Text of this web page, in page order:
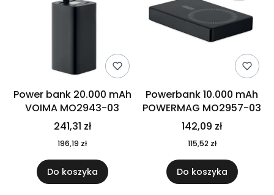
Power bank 20.000 mAh
VOIMA MO2943-03
241,31 zł
196,19 zł
Do koszyka
Powerbank 10.000 mAh
POWERMAG MO2957-03
142,09 zł
115,52 zł
Do koszyka